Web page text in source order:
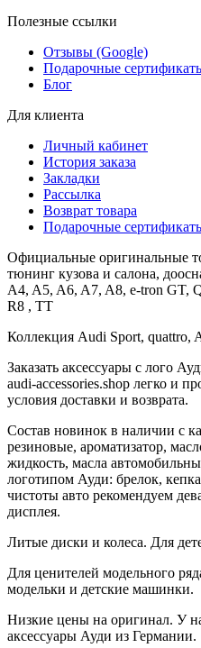
Полезные ссылки
Отзывы (Google)
Подарочные
Блог
Для клиента
Личный кабинет
История заказа
Закладки
Рассылка
Возврат товара
Подарочные
Официальные оригинальные
тюнинг кузова и салона,
A4, A5, A6, A7, A8, e-tron GT,
R8 , TT
Коллекция Audi Sport, quattro,
Заказать аксессуары с лого
audi-accessories.shop легко и
условия доставки и возврата.
Состав новинок в наличии с
резиновые, ароматизатор,
жидкость, масла
логотипом Ауди: брелок,
чистоты авто рекомендуем
дисплея.
Литые диски и колеса. Для
Для ценителей модельного
модельки и детские машинки.
Низкие цены на оригинал. У
аксессуары Ауди из Германии.